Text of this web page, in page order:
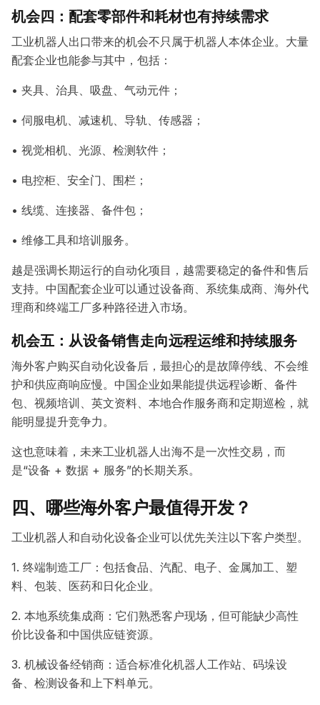
机会四：配套零部件和耗材也有持续需求
工业机器人出口带来的机会不只属于机器人本体企业。大量
配套企业也能参与其中，包括：
• 夹具、治具、吸盘、气动元件；
• 伺服电机、减速机、导轨、传感器；
• 视觉相机、光源、检测软件；
• 电控柜、安全门、围栏；
• 线缆、连接器、备件包；
• 维修工具和培训服务。
越是强调长期运行的自动化项目，越需要稳定的备件和售后
支持。中国配套企业可以通过设备商、系统集成商、海外代
理商和终端工厂多种路径进入市场。
机会五：从设备销售走向远程运维和持续服务
海外客户购买自动化设备后，最担心的是故障停线、不会维
护和供应商响应慢。中国企业如果能提供远程诊断、备件
包、视频培训、英文资料、本地合作服务商和定期巡检，就
能明显提升竞争力。
这也意味着，未来工业机器人出海不是一次性交易，而
是“设备 + 数据 + 服务”的长期关系。
四、哪些海外客户最值得开发？
工业机器人和自动化设备企业可以优先关注以下客户类型。
1. 终端制造工厂：包括食品、汽配、电子、金属加工、塑
料、包装、医药和日化企业。
2. 本地系统集成商：它们熟悉客户现场，但可能缺少高性
价比设备和中国供应链资源。
3. 机械设备经销商：适合标准化机器人工作站、码垛设
备、检测设备和上下料单元。